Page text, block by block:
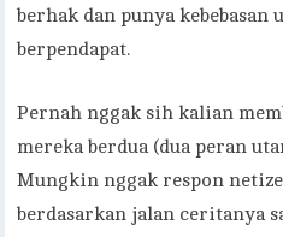
berhak dan punya
berpendapat.
Pernah nggak sih kalian
mereka berdua (dua peran
Mungkin nggak respon
berdasarkan jalan ceritanya